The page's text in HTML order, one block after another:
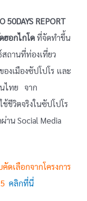
50DAYS REPORT
ฮอกไกโดที่จัดทำขึ้น
ถานที่ท่องเที่ยว
งเมืองซัปโปโร และ
ไทย จาก
ชีวิตจริงในซัปโปโร
าน Social Media
เลือกจากโครงการ
คลิกที่นี่